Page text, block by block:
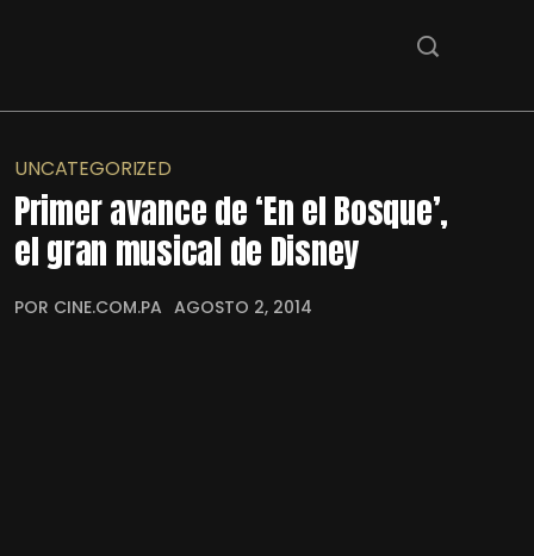
UNCATEGORIZED
Primer avance de ‘En el Bosque’,
el gran musical de Disney
POR CINE.COM.PA AGOSTO 2, 2014